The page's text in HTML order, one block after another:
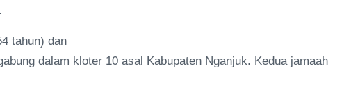
tahun) dan
dalam kloter 10 asal Kabupaten Nganjuk. Kedua jamaah